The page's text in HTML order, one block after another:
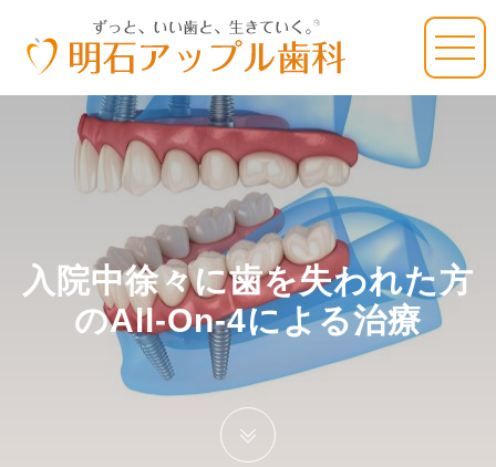
入院中徐々に歯を失われた方
のAll-On-4による治療